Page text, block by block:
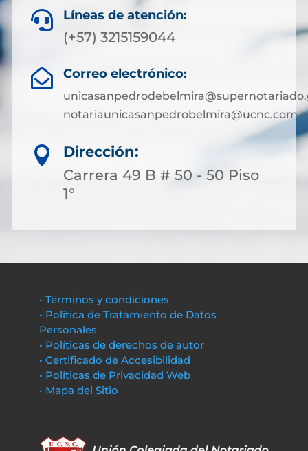
 Líneas de atención:
(+57) 3215159044
 Correo electrónico:

Dirección:
Carrera 49 B # 50 - 50 Piso
1°
• Términos y condiciones
• Política de Tratamiento de Datos
Personales
• Políticas de derechos de autor
• Certificado de Accesibilidad
• Políticas de Privacidad Web
• Mapa del Sitio